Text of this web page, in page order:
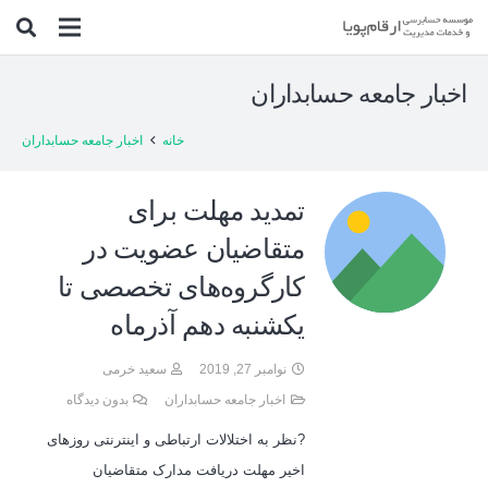
اخبار جامعه حسابداران
خانه اخبار جامعه حسابداران
تمدید مهلت برای
متقاضیان عضویت در
کارگروه‌های تخصصی تا
یکشنبه دهم آذرماه
نوامبر 27, 2019 سعید خرمی
اخبار جامعه حسابداران بدون دیدگاه
?نظر به اختلالات ارتباطی و اینترنتی روزهای
اخیر مهلت دریافت مدارک متقاضیان